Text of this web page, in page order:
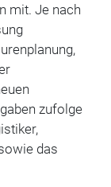
mit. Je nach
zufolge
das